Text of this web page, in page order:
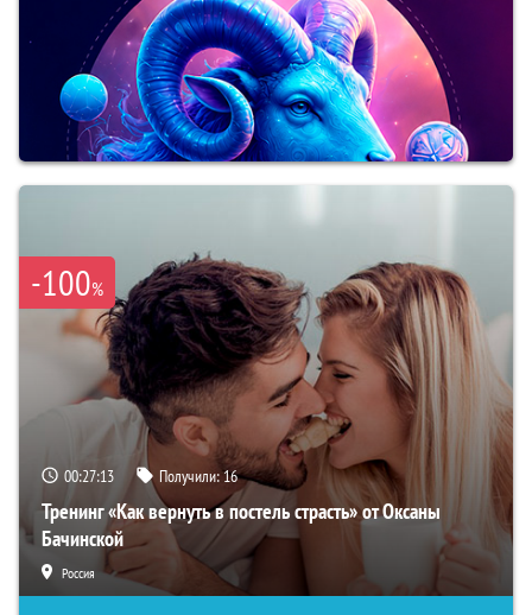
-100%
00:27:12 Получили:16
Тренинг «Как вернуть в постель страсть» от Оксаны
Бачинской
Россия